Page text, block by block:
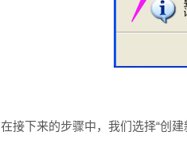
在接下来的步骤中，我们选择“创